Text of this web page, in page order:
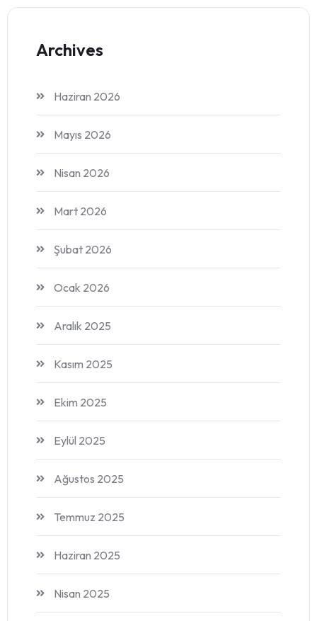
Archives
Haziran 2026
Mayıs 2026
Nisan 2026
Mart 2026
Şubat 2026
Ocak 2026
Aralık 2025
Kasım 2025
Ekim 2025
Eylül 2025
Ağustos 2025
Temmuz 2025
Haziran 2025
Nisan 2025